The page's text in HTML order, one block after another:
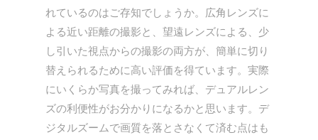
れているのはご存知でしょうか。広角レンズに
よる近い距離の撮影と、望遠レンズによる、少
し引いた視点からの撮影の両方が、簡単に切り
替えられるために高い評価を得ています。実際
にいくらか写真を撮ってみれば、デュアルレン
ズの利便性がお分かりになるかと思います。デ
ジタルズームで画質を落とさなくて済む点はも